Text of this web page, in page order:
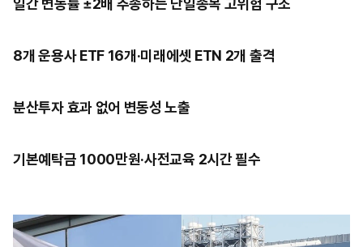
일간 변동률 ±2배 추종하는 단일종목 고위험 구조
8개 운용사 ETF 16개·미래에셋 ETN 2개 출격
분산투자 효과 없어 변동성 노출
기본예탁금 1000만원·사전교육 2시간 필수